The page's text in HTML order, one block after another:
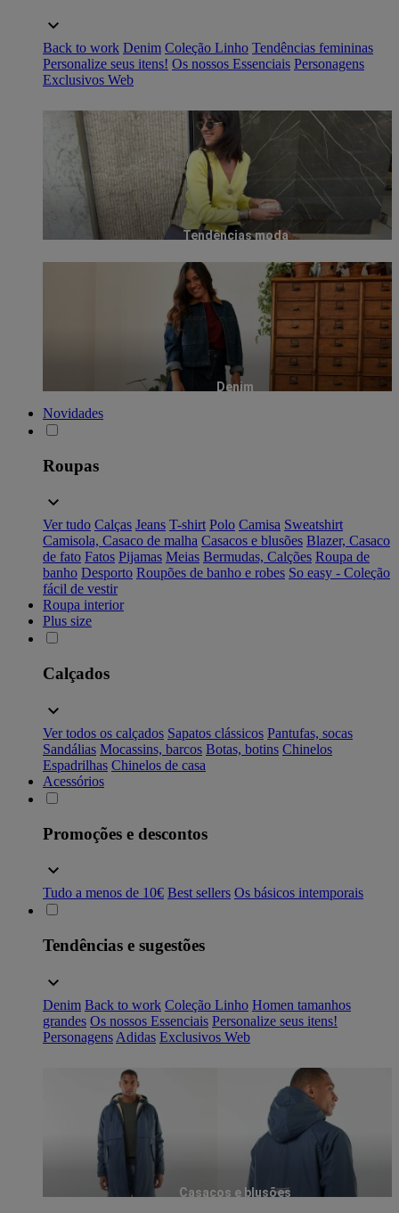
Back to work Denim Coleção Linho Tendências femininas
Personalize seus itens! Os nossos Essenciais Personagens
Exclusivos Web
Tendências moda
Denim
Novidades
Roupas
Ver tudo Calças Jeans T-shirt Polo Camisa Sweatshirt
Camisola, Casaco de malha Casacos e blusões Blazer, Casaco
de fato Fatos Pijamas Meias Bermudas, Calções Roupa de
banho Desporto Roupões de banho e robes So easy - Coleção
fácil de vestir
Roupa interior
Plus size
Calçados
Ver todos os calçados Sapatos clássicos Pantufas, socas
Sandálias Mocassins, barcos Botas, botins Chinelos
Espadrilhas Chinelos de casa
Acessórios
Promoções e descontos
Tudo a menos de 10€ Best sellers Os básicos intemporais
Tendências e sugestões
Denim Back to work Coleção Linho Homen tamanhos
grandes Os nossos Essenciais Personalize seus itens!
Personagens Adidas Exclusivos Web
Casacos e blusões